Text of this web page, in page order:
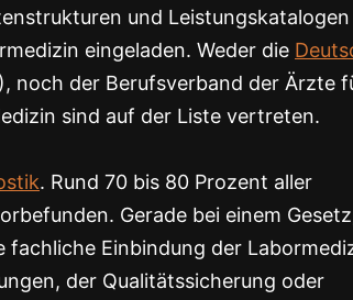
und Leistungskatalogen
eingeladen. Weder die
noch der Berufsverband der Ärzte
sind auf der Liste vertreten.
. Rund 70 bis 80 Prozent aller
Gerade bei einem
fachliche Einbindung der
der Qualitätssicherung oder